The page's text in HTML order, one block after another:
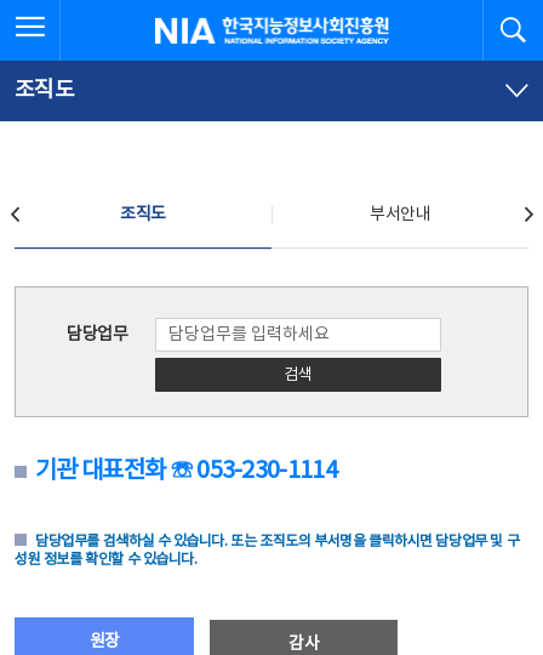
문
로
가
체
뉴
바
가
한국지능정보사회진흥원
조직도
조직도 부서안내
담당업무
검색
기관 대표전화 ☏ 053-230-1114
담당업무를 검색하실 수 있습니다. 또는 조직도의 부서명을 클릭하시면 담당업무 및 구
성원 정보를 확인할 수 있습니다.
원장 감사